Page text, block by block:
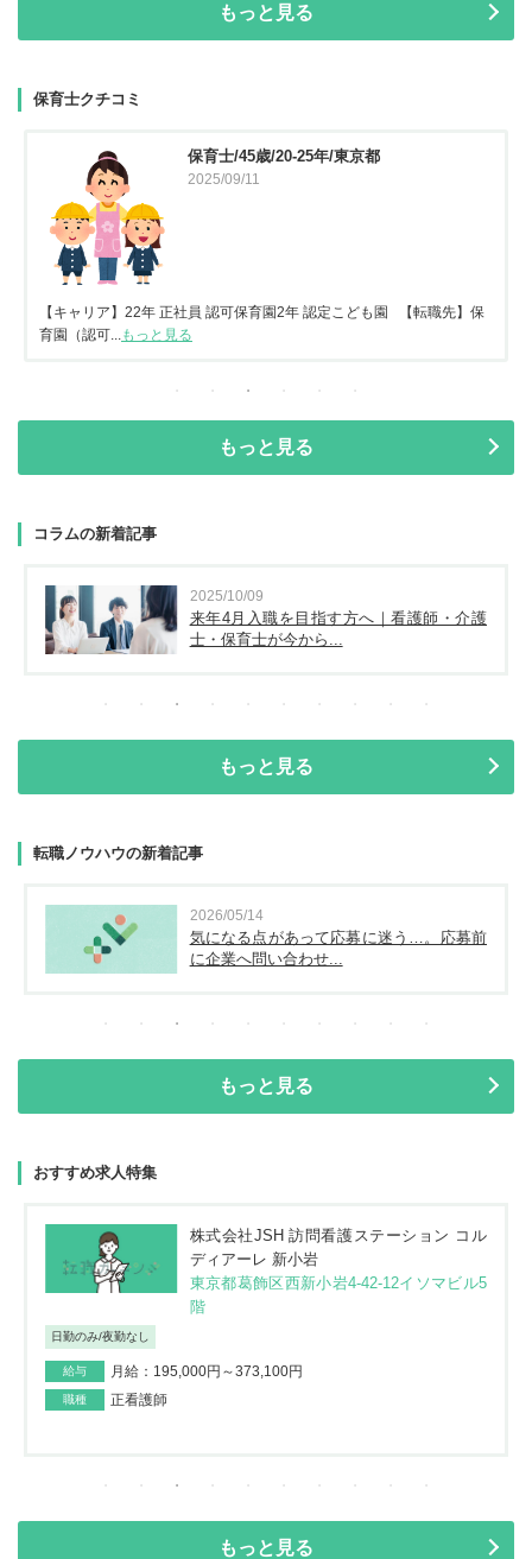
もっと見る
保育士クチコミ
保育士/45歳/20-25年/東京都
2025/09/11
【キャリア】22年 正社員 認可保育園2年 認定こども園 【転職先】保
育園（認可...もっと見る
もっと見る
コラムの新着記事
2025/10/09
来年4月入職を目指す方へ｜看護師・介護
士・保育士が今から...
もっと見る
転職ノウハウの新着記事
2026/05/14
気になる点があって応募に迷う…。応募前
に企業へ問い合わせ...
もっと見る
おすすめ求人特集
株式会社JSH 訪問看護ステーション コル
ディアーレ 新小岩
東京都葛飾区西新小岩4-42-12イソマビル5
階
日勤のみ/夜勤なし
給与 月給：195,000円～373,100円
職種 正看護師
もっと見る